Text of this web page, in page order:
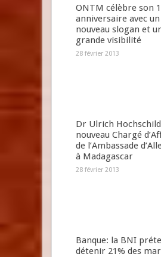
ONTM célèbre son
anniversaire avec un
nouveau slogan et
grande visibilité
28 février 2013
Dr Ulrich
nouveau Chargé
de l’Ambassade
à Madagascar
28 février 2013
Banque: la BNI
détenir 21% des